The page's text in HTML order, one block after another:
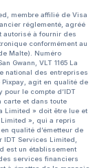
membre affilié de Visa
réglementé, agréé
autorisé à fournir des
conformément au
Malte). Numéro
Gwann, VLT 1165 La
national des entreprises
Pixpay, agit en qualité de
pour le compte d’IDT
carte et dans toute
Limited » doit être lue et
», qui a repris
qualité d’émetteur de
Services Limited,
est un établissement
services financiers